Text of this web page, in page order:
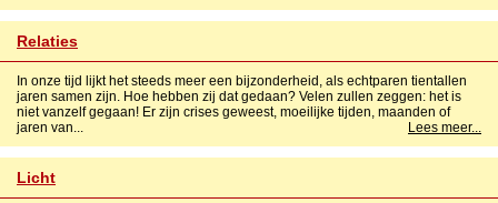
Relaties
In onze tijd lijkt het steeds meer een bijzonderheid, als echtparen tientallen
jaren samen zijn. Hoe hebben zij dat gedaan? Velen zullen zeggen: het is
niet vanzelf gegaan! Er zijn crises geweest, moeilijke tijden, maanden of
jaren van...
Lees meer...
Licht